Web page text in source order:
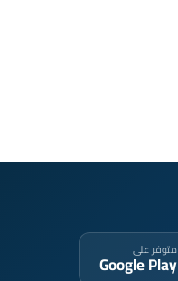
متوفر على
Google Play